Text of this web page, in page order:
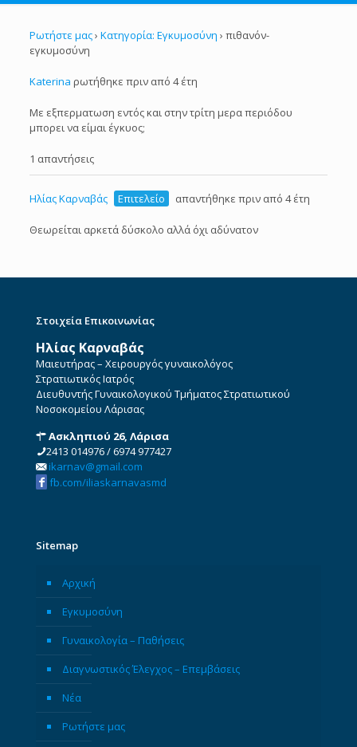
Ρωτήστε μας› Κατηγορία: Εγκυμοσύνη › πιθανόν-
εγκυμοσύνη
Katerina ρωτήθηκε πριν από 4 έτη
Με εξπερματωση εντός και στην τρίτη μερα περιόδου
μπορει να είμαι έγκυος;
1 απαντήσεις
Ηλίας Καρναβάς Επιτελείο απαντήθηκε πριν από 4 έτη
Θεωρείται αρκετά δύσκολο αλλά όχι αδύνατον
Στοιχεία Επικοινωνίας
Ηλίας Καρναβάς
Μαιευτήρας – Χειρουργός γυναικολόγος
Στρατιωτικός Ιατρός
Διευθυντής Γυναικολογικού Τμήματος Στρατιωτικού
Νοσοκομείου Λάρισας
Ασκληπιού 26, Λάρισα
2413 014976/6974 977427
ikarnav@gmail.com
fb.com/iliaskarnavasmd
Sitemap
Αρχική
Εγκυμοσύνη
Γυναικολογία – Παθήσεις
Διαγνωστικός Έλεγχος – Επεμβάσεις
Νέα
Ρωτήστε μας